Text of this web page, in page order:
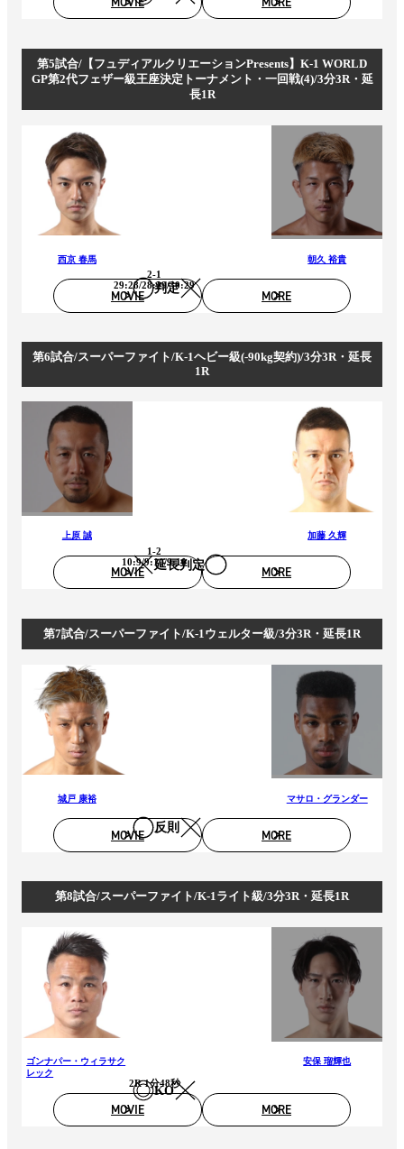
第5試合/【フュディアルクリエーションPresents】K-1 WORLD
GP第2代フェザー級王座決定トーナメント・一回戦(4)/3分3R・延
長1R
西京 春馬
判定
2-1
29:28/28:29/30:29
朝久 裕貴
MOVIE MORE
第6試合/スーパーファイト/K-1ヘビー級(-90kg契約)/3分3R・延長
1R
上原 誠
延長判定
1-2
10:9/9:10/9:10
加藤 久輝
MOVIE MORE
第7試合/スーパーファイト/K-1ウェルター級/3分3R・延長1R
城戸 康裕
反則
マサロ・グランダー
MOVIE MORE
第8試合/スーパーファイト/K-1ライト級/3分3R・延長1R
ゴンナパー・ウィラサク
レック
KO
2R 1分48秒
安保 瑠輝也
MOVIE MORE